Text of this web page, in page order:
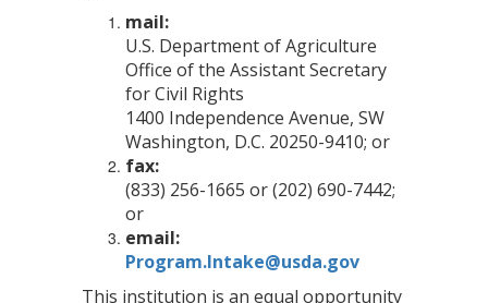
mail:
U.S. Department of Agriculture
Office of the Assistant Secretary
for Civil Rights
1400 Independence Avenue, SW
Washington, D.C. 20250-9410; or
fax:
(833) 256-1665 or (202) 690-7442;
or
email:
Program.Intake@usda.gov
This institution is an equal opportunity